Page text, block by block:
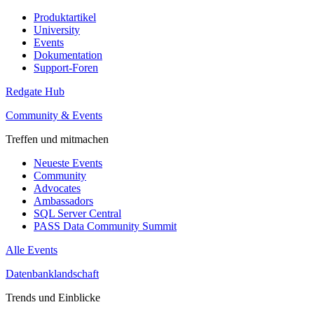
Produktartikel
University
Events
Dokumentation
Support-Foren
Redgate Hub
Community & Events
Treffen und mitmachen
Neueste Events
Community
Advocates
Ambassadors
SQL Server Central
PASS Data Community Summit
Alle Events
Datenbanklandschaft
Trends und Einblicke